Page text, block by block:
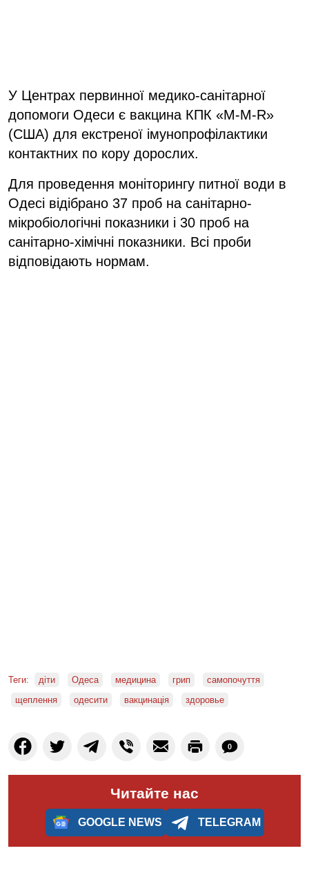
У Центрах первинної медико-санітарної
допомоги Одеси є вакцина КПК «M-M-R»
(США) для екстреної імунопрофілактики
контактних по кору дорослих.
Для проведення моніторингу питної води в
Одесі відібрано 37 проб на санітарно-
мікробіологічні показники і 30 проб на
санітарно-хімічні показники. Всі проби
відповідають нормам.
Теги: діти Одеса медицина грип
самопочуття
щеплення
одесити вакцинація здоровье
0
Читайте нас
GOOGLE NEWS TELEGRAM